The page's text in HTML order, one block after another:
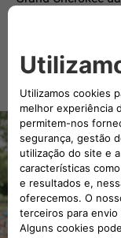
DESCOBRIR MAIS